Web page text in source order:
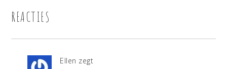
REACTIES
Ellen zegt